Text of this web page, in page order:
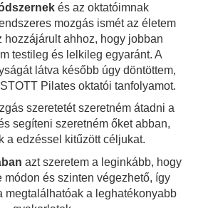
és az oktatóimnak
mozgás ismét az életem
hozzájárult ahhoz, hogy jobban
testileg és lelkileg egyaránt. A
látva később úgy döntöttem,
Pilates oktatói tanfolyamot.
szeretetét szeretném átadni a
segíteni szeretném őket abban,
a edzéssel kitűzött céljukat.
azt szeretem a leginkább, hogy
módon és szinten végezhető, így
megtalálhatóak a leghatékonyabb